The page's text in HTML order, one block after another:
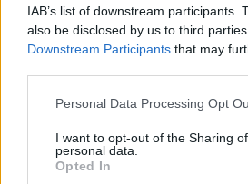
IAB’s list of downstream participants.
also be disclosed by us to third
Downstream Participants that may
Please note that this website/app
not limited to your visit or usage
grant or deny consent to Google and
use your data for below specified
Personal Data Processing Opt
I want to opt-out of the Sharing
personal data.
Opted In
Sigue leyendo
CRIPTOMONEDAS